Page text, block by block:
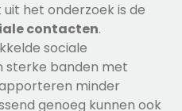
het onderzoek is de
contacten.
sociale
sterke banden met
minder
genoeg kunnen ook